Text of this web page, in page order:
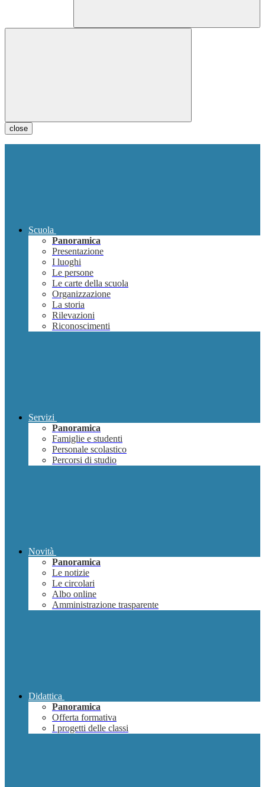
close
Scuola
Panoramica
Presentazione
I luoghi
Le persone
Le carte della scuola
Organizzazione
La storia
Rilevazioni
Riconoscimenti
Servizi
Panoramica
Famiglie e studenti
Personale scolastico
Percorsi di studio
Novità
Panoramica
Le notizie
Le circolari
Albo online
Amministrazione trasparente
Didattica
Panoramica
Offerta formativa
I progetti delle classi